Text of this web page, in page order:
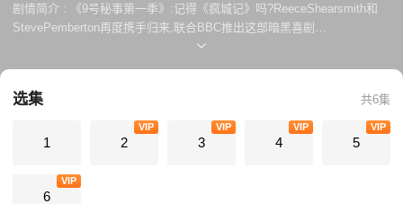
剧情简介 :
《9号秘事第一季》:记得《疯城记》吗?ReeceShearsmith和
StevePemberton再度携手归来,联合BBC推出这部暗黑喜剧
《InsideNO.9》,关于片名,主创在一次采访中提到这完全是随机想到的一
人应该都为二位的演技所折服,相信此次的6个新故事也不会令人失望。
选集 共6集
1 2
VIP
3
VIP
4
VIP
5
VIP
6
VIP